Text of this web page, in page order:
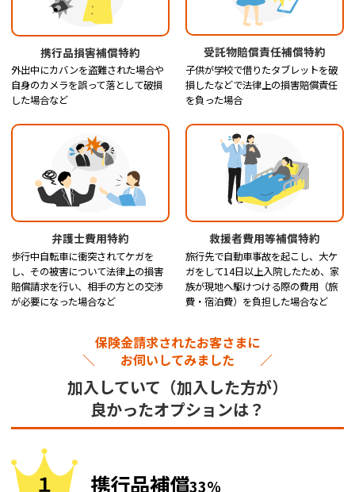
携行品損害補償特約
外出中にカバンを盗難された場合や
自身のカメラを誤って落として破損
した場合など
受託物賠償責任補償特約
子供が学校で借りたタブレットを破
損したなどで法律上の損害賠償責任
を負った場合
弁護士費用特約
歩行中自転車に衝突されてケガを
し、その被害について法律上の損害
賠償請求を行い、相手の方との交渉
が必要になった場合など
救援者費用等補償特約
旅行先で自動車事故を起こし、大ケ
ガをして14日以上入院したため、家
族が現地へ駆けつける際の費用（旅
費・宿泊費）を負担した場合など
保険金請求されたお客さまに
＼ お伺いしてみました ／
加入していて（加入した方が）
良かったオプションは？
携行品補償33%